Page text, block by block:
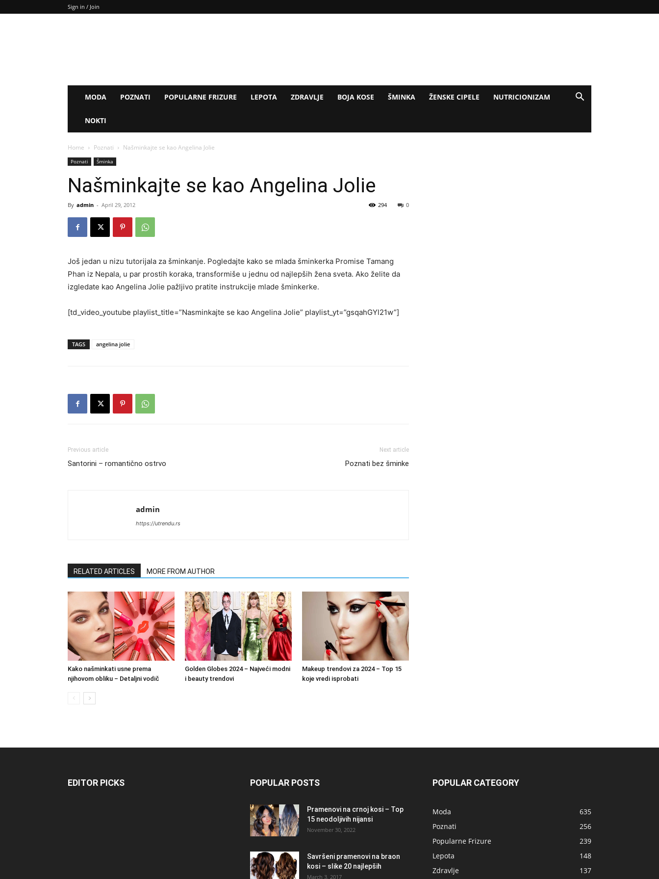
Sign in / Join
MODA POZNATI POPULARNE FRIZURE LEPOTA ZDRAVLJE BOJA KOSE ŠMINKA ŽENSKE CIPELE NUTRICIONIZAM
NOKTI
Home Poznati Našminkajte se kao Angelina Jolie
Poznati Šminka
Našminkajte se kao Angelina Jolie
By admin - April 29, 2012 0
294
Još jedan u nizu tutorijala za šminkanje. Pogledajte kako se mlada šminkerka Promise Tamang
Phan iz Nepala, u par prostih koraka, transformiše u jednu od najlepših žena sveta. Ako želite da
izgledate kao Angelina Jolie pažljivo pratite instrukcije mlade šminkerke.
[td_video_youtube playlist_title=”Nasminkajte se kao Angelina Jolie” playlist_yt=”gsqahGYl21w”]
TAGS angelina jolie
Previous article
Santorini – romantično ostrvo
Next article
Poznati bez šminke
admin
https://utrendu.rs
RELATED ARTICLES MORE FROM AUTHOR
Kako našminkati usne prema
njihovom obliku – Detaljni vodič
Golden Globes 2024 – Najveći modni
i beauty trendovi
Makeup trendovi za 2024 – Top 15
koje vredi isprobati
EDITOR PICKS POPULAR POSTS
Pramenovi na crnoj kosi – Top
15 neodoljivih nijansi
November 30, 2022
Savršeni pramenovi na braon
kosi – slike 20 najlepših
March 3, 2017
POPULAR CATEGORY
Moda
635
Poznati
256
Popularne Frizure
239
Lepota
148
Zdravlje
137